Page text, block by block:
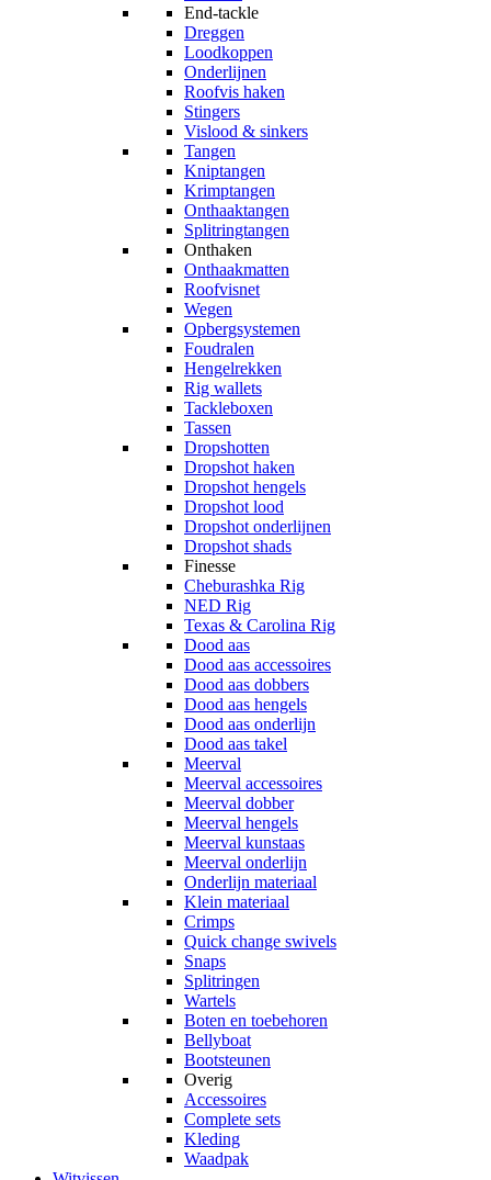
End-tackle
Dreggen
Loodkoppen
Onderlijnen
Roofvis haken
Stingers
Vislood & sinkers
Tangen
Kniptangen
Krimptangen
Onthaaktangen
Splitringtangen
Onthaken
Onthaakmatten
Roofvisnet
Wegen
Opbergsystemen
Foudralen
Hengelrekken
Rig wallets
Tackleboxen
Tassen
Dropshotten
Dropshot haken
Dropshot hengels
Dropshot lood
Dropshot onderlijnen
Dropshot shads
Finesse
Cheburashka Rig
NED Rig
Texas & Carolina Rig
Dood aas
Dood aas accessoires
Dood aas dobbers
Dood aas hengels
Dood aas onderlijn
Dood aas takel
Meerval
Meerval accessoires
Meerval dobber
Meerval hengels
Meerval kunstaas
Meerval onderlijn
Onderlijn materiaal
Klein materiaal
Crimps
Quick change swivels
Snaps
Splitringen
Wartels
Boten en toebehoren
Bellyboat
Bootsteunen
Overig
Accessoires
Complete sets
Kleding
Waadpak